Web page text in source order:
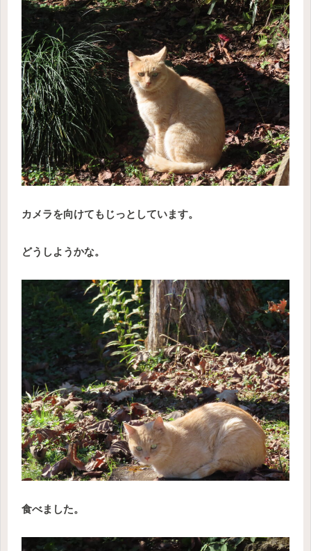
カメラを向けてもじっとしています。
どうしようかな。
食べました。